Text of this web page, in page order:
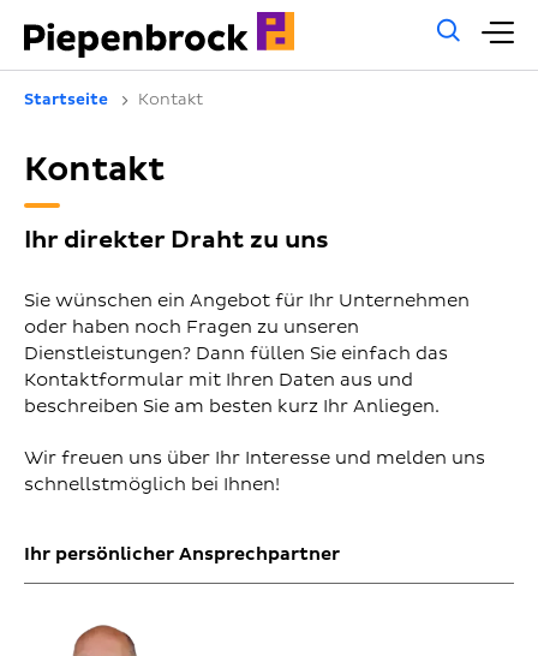
Startseite Kontakt
Kontakt
Ihr direkter Draht zu uns
Sie wünschen ein Angebot für Ihr Unternehmen
oder haben noch Fragen zu unseren
Dienstleistungen? Dann füllen Sie einfach das
Kontaktformular mit Ihren Daten aus und
beschreiben Sie am besten kurz Ihr Anliegen.
Wir freuen uns über Ihr Interesse und melden uns
schnellstmöglich bei Ihnen!
Ihr persönlicher Ansprechpartner